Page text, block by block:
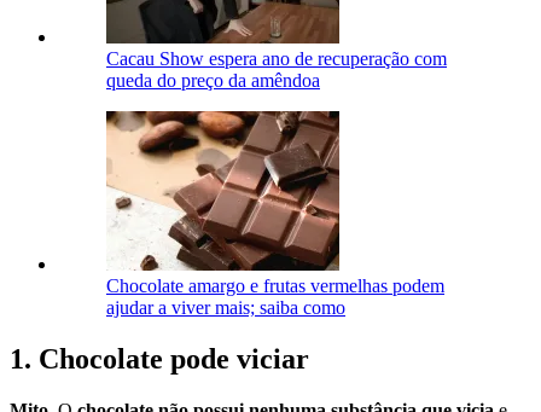
Cacau Show espera ano de recuperação com
queda do preço da amêndoa
Chocolate amargo e frutas vermelhas podem
ajudar a viver mais; saiba como
1. Chocolate pode viciar